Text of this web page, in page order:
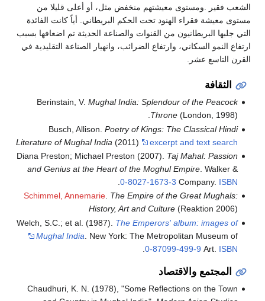
.ومستوى معيشتهم منخفض مثل، أو أعلى قليلا من
فقراء الهنود تحت الحكم البريطاني. أياً كانت الفائدة
البريطانيون من القنوات والصناعة الحديثة تم اضعافها بسبب
السكاني، وارتفاع الضرائب، وانهيار الصناعة التقليدية في
عشر.
Berinstain, V.Mughal India: Splendour of the
Throne(London,
Busch, Allison.Poetry of Kings: The
Literature of Mughal India(2011)
excerpt and text
Diana Preston; Michael Preston (2007).Taj Mahal:
and Genius at the Heart of the Moghul Empire
0-8027-1673-3
.
Schimmel, Annemarie.The Empire of the Great
History, Art and Culture(Reaktion
Welch, S.C.; et al. (1987).The Emperors' album:
Mughal India. New York: The Metropolitan
0-87099-499-9
.
والاقتصاد
Chaudhuri, K. N. (1978), "Some Reflections on the